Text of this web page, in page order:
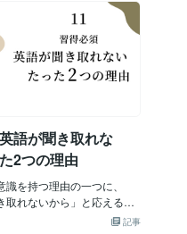
部のリソースを頼ることに
初は書籍などからはじめ、
するメルマガや学習法に関
た実際にクラスにも参加し
た。その時もまだ、「完全
ったほうが心地いいな」と
と思い込んでいたものが、
かったということで
少なくありません。今回
者が陥りやすい英語学習の
けたい学習法、さらに会話
違いをわかりやすくまとめ
初心者が陥りやすい英語学
語をたくさん覚えれば話
の会話ではなかなか口から
。たとえば「apple」「boo
」を知っていても、“I boug
のように文章で使う
ないと、会話では止まって
英語は「知っている」だけ
語が聞き取れな
2つの理由
を持つ理由の一つに、
取れないから」と応える方
では、なぜ私たち特に大人
記事